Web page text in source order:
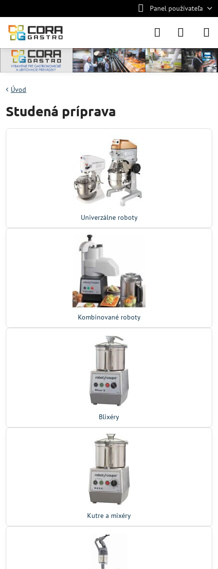
Panel používateľa
Úvod
Studená príprava
Univerzálne roboty
Kombinované roboty
Blixéry
Kutre a mixéry